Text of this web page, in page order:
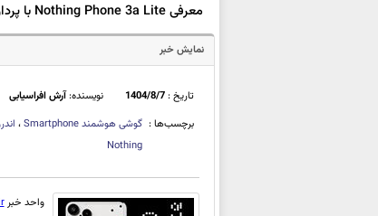
معرفی Nothing Phone 3a Lite با پردازنده دیمنسیتی 7300، دوربین 50 مگاپیکسلی و قیمت 249 دلاری
نمایش خبر
تاریخ :1404/8/7 نویسنده:آرش افراسیابی
برچسب‌ها : گوشی هوشمندSmartphone،
Nothing
واحد خبر